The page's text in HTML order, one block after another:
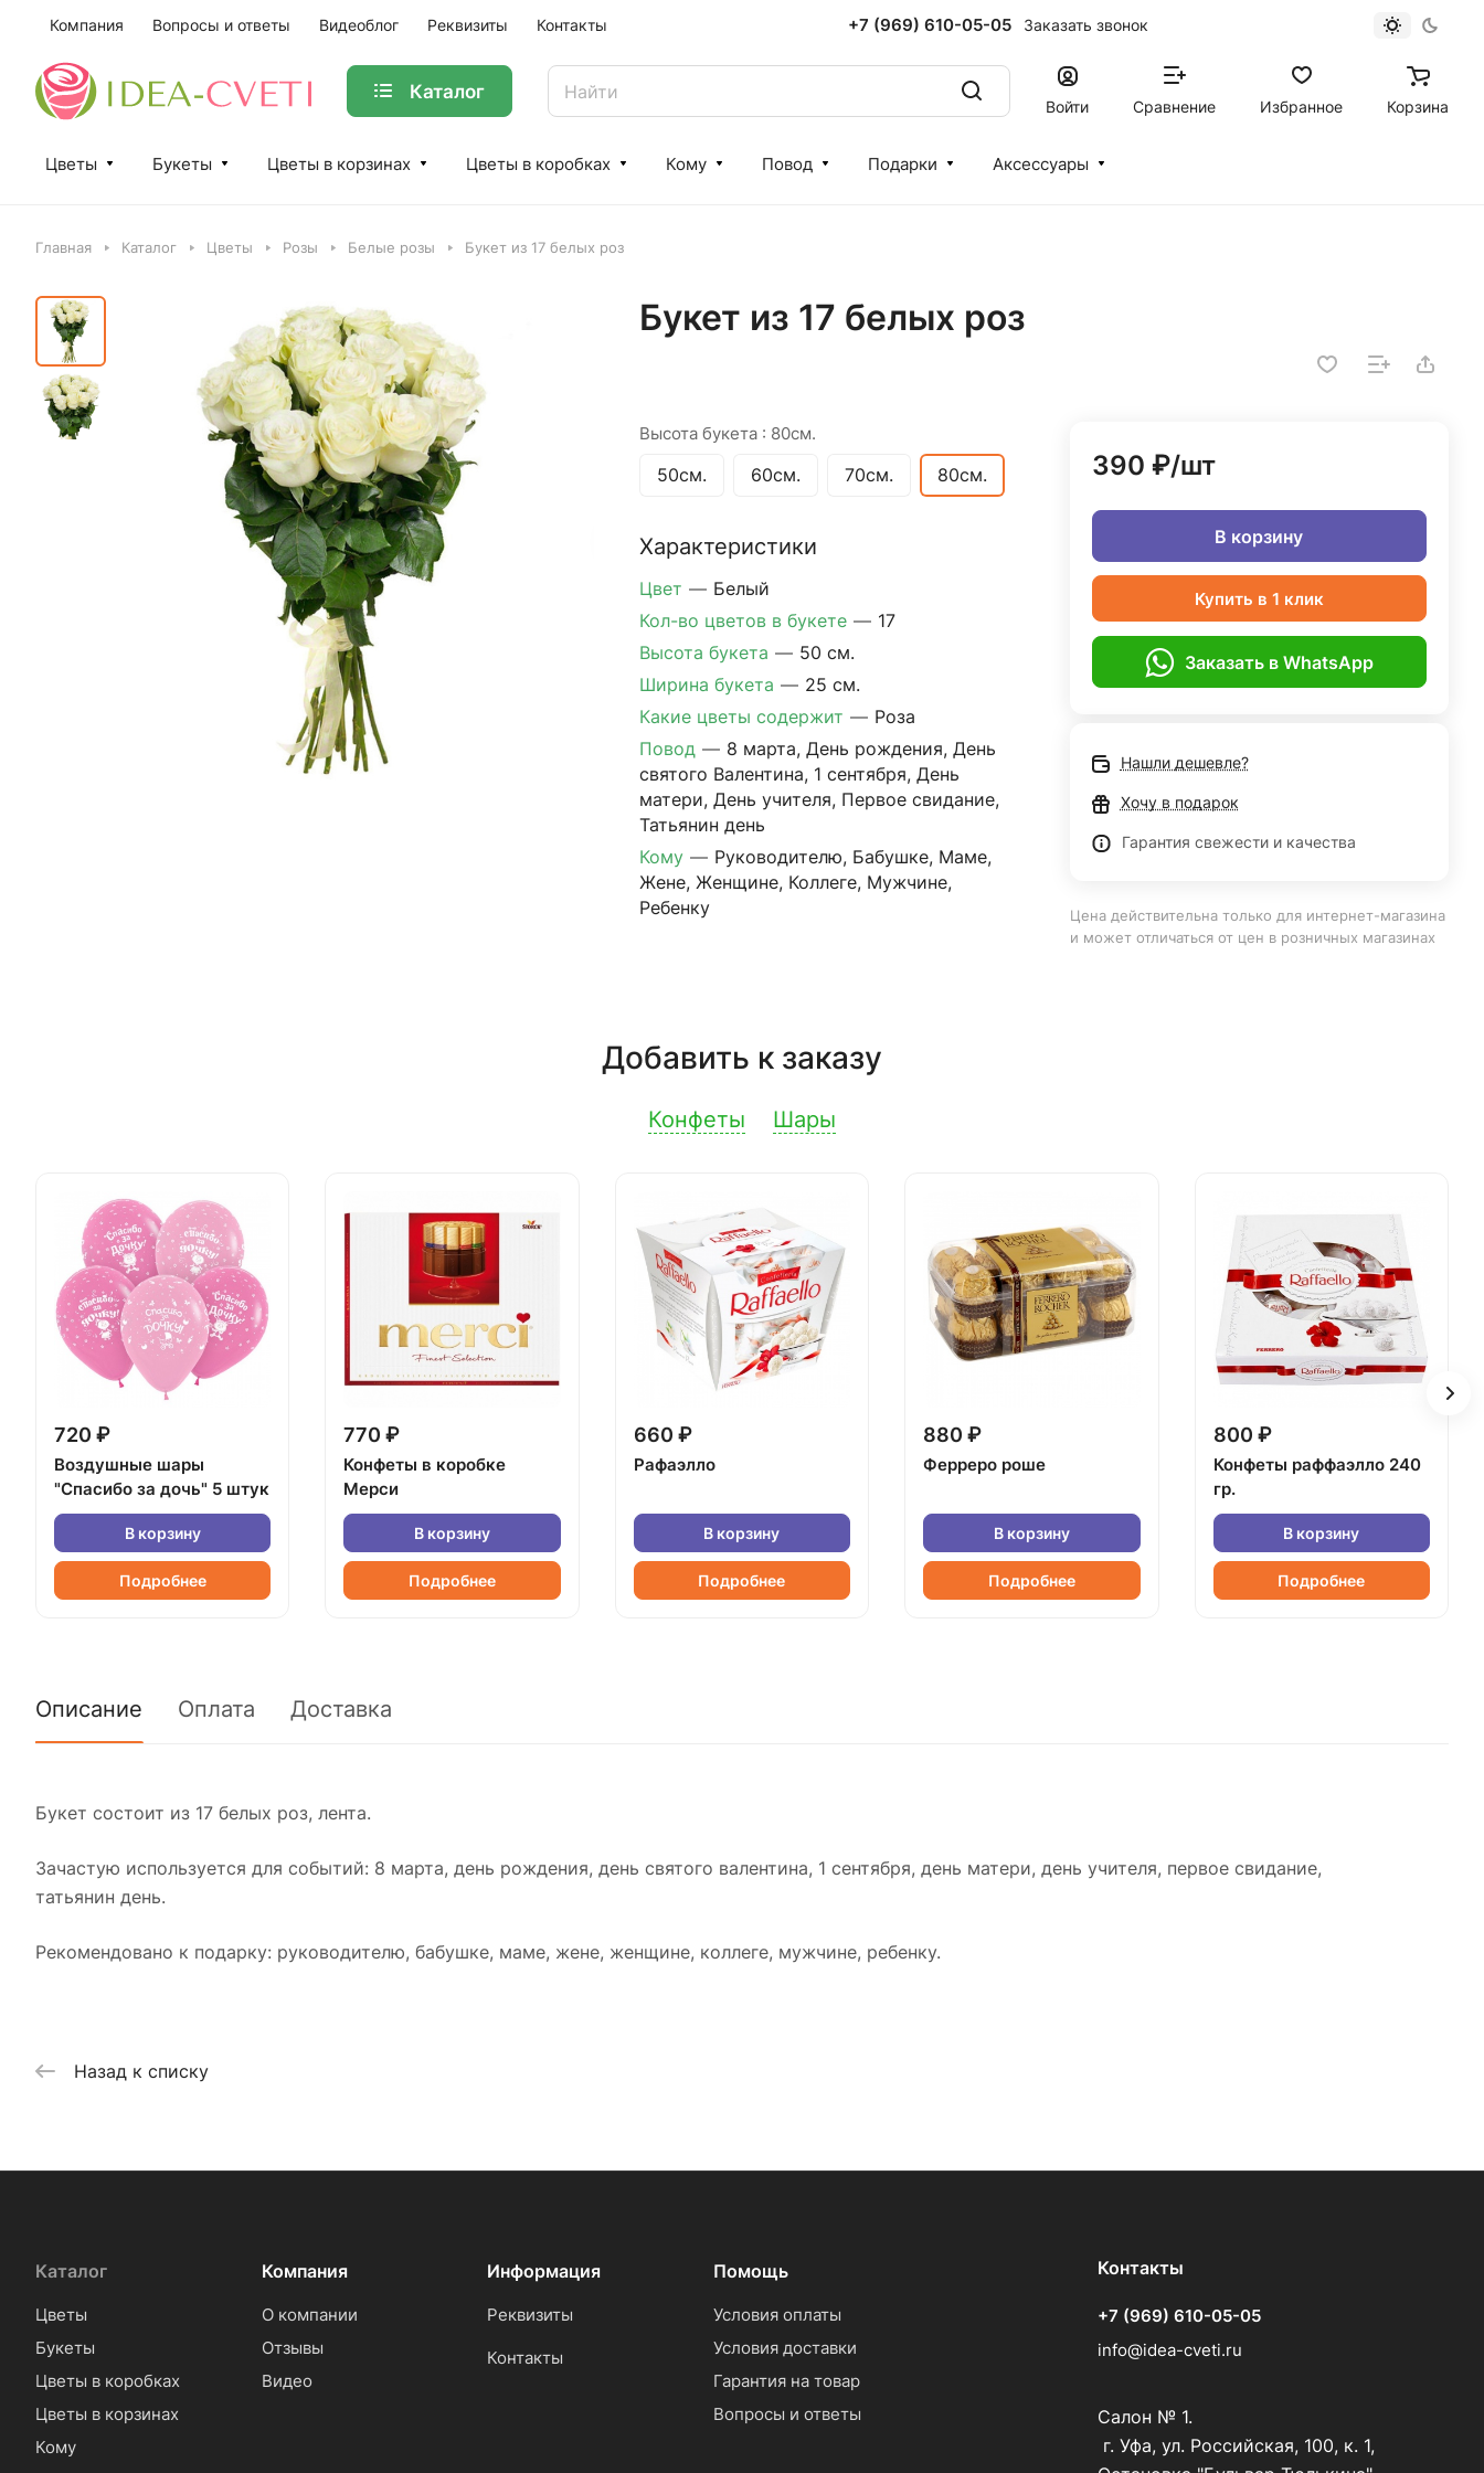
Компания Вопросы и ответы Видеоблог Реквизиты Контакты +7 (969) 610-05-05 Заказать звонок
Каталог
Войти Сравнение Избранное Корзина
Цветы Букеты Цветы в корзинах Цветы в коробках Кому Повод Подарки Аксессуары
Главная Каталог Цветы Розы Белые розы Букет из 17 белых роз
Букет из 17 белых роз
Высота букета : 80см.
50см. 60см. 70см. 80см.
Характеристики
Цвет — Белый
Кол-во цветов в букете — 17
Высота букета — 50 см.
Ширина букета — 25 см.
Какие цветы содержит — Роза
Повод — 8 марта, День рождения, День
святого Валентина, 1 сентября, День
матери, День учителя, Первое свидание,
Татьянин день
Кому — Руководителю, Бабушке, Маме,
Жене, Женщине, Коллеге, Мужчине,
Ребенку
390 ₽/шт
В корзину
Купить в 1 клик
Заказать в WhatsApp
Нашли дешевле?
Хочу в подарок
Гарантия свежести и качества
Цена действительна только для интернет-магазина
и может отличаться от цен в розничных магазинах
Добавить к заказу
Конфеты Шары
720 ₽
Воздушные шары
"Спасибо за дочь" 5 штук
В корзину
Подробнее
770 ₽
Конфеты в коробке
Мерси
В корзину
Подробнее
660 ₽
Рафаэлло
В корзину
Подробнее
880 ₽
Ферреро роше
В корзину
Подробнее
800 ₽
Конфеты раффаэлло 240
гр.
В корзину
Подробнее
Описание Оплата Доставка
Букет состоит из 17 белых роз, лента.
Зачастую используется для событий: 8 марта, день рождения, день святого валентина, 1 сентября, день матери, день учителя, первое свидание,
татьянин день.
Рекомендовано к подарку: руководителю, бабушке, маме, жене, женщине, коллеге, мужчине, ребенку.
Назад к списку
Каталог
Цветы
Букеты
Цветы в коробках
Цветы в корзинах
Кому
Компания
О компании
Отзывы
Видео
Информация
Реквизиты
Контакты
Помощь
Условия оплаты
Условия доставки
Гарантия на товар
Вопросы и ответы
Контакты
+7 (969) 610-05-05
info@idea-cveti.ru
Салон № 1.
г. Уфа, ул. Российская, 100, к. 1,